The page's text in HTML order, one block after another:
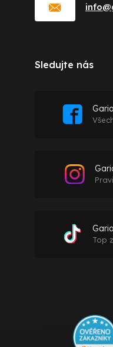
info@
Sledujte nás
Top